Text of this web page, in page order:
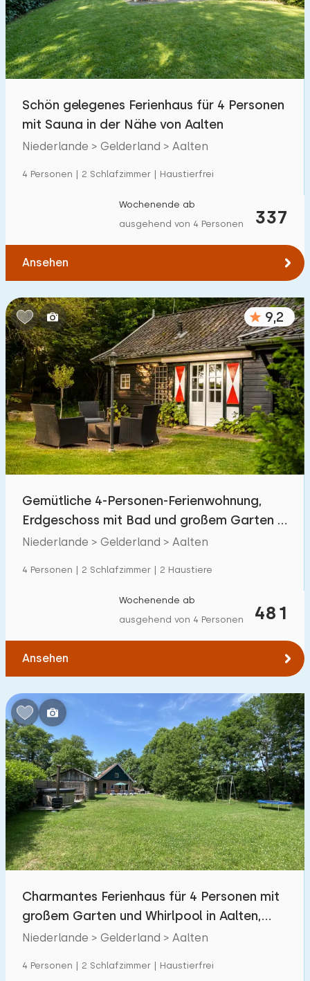
Spielgeräte im Garten 13
Hallenbad 25
Freibad 27
Kinderanimation
Kindereinrichtungen im Park
Zugänglichkeit
Eingeschränkte Mobilität
Rollstuhlgerecht
Hilfsmittel
Schön gelegenes Ferienhaus für 4 Personen
mit Sauna in der Nähe von Aalten
Niederlande > Gelderland > Aalten
4 Personen | 2 Schlafzimmer | Haustierfrei
337
Wochenende ab
ausgehend von 4 Personen
Ansehen
9,2
Gemütliche 4-Personen-Ferienwohnung,
Erdgeschoss mit Bad und großem Garten in
Aalten
Niederlande > Gelderland > Aalten
4 Personen | 2 Schlafzimmer | 2 Haustiere
481
Wochenende ab
ausgehend von 4 Personen
Ansehen
Charmantes Ferienhaus für 4 Personen mit
großem Garten und Whirlpool in Aalten,
Achterhoek
Niederlande > Gelderland > Aalten
4 Personen | 2 Schlafzimmer | Haustierfrei